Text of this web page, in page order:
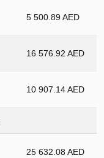
5 500.89 AED
16 576.92 AED
10 907.14 AED
25 632.08 AED